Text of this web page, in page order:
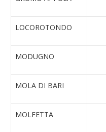
LOCOROTONDO
MODUGNO
MOLA DI BARI
MOLFETTA